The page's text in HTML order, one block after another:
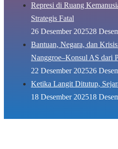
Represi di Ruang
Strategis Fatal
26 Desember 202528
Bantuan, Negara, dan
Nanggroe–Konsul AS dari
22 Desember 202526
Ketika Langit Ditutup,
18 Desember 202518